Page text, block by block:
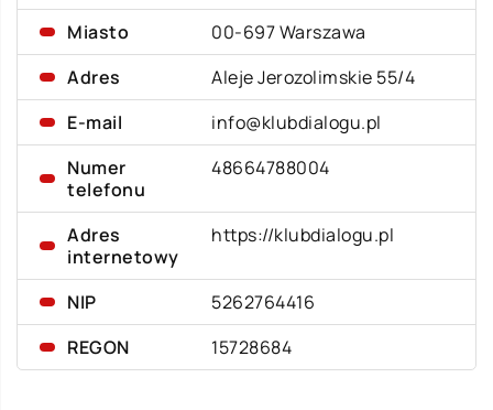
Miasto
00-697 Warszawa
Adres
Aleje Jerozolimskie 55/4
E-mail
info@klubdialogu.pl
Numer
telefonu
48664788004
Adres
internetowy
https://klubdialogu.pl
NIP
5262764416
REGON
15728684